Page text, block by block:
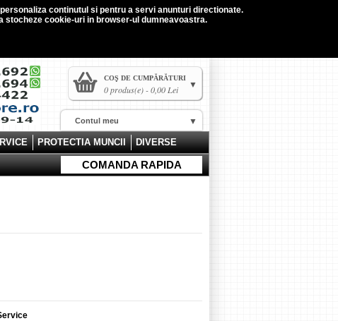
continutul si pentru a servi anunturi directionate.
stocheze cookie-uri in browser-ul dumneavoastra.
COŞ DE CUMPĂRĂTURI
0 produs(e) - 0,00 Lei
COMANDA RAPIDA
Contul meu
PROTECTIA MUNCII DIVERSE